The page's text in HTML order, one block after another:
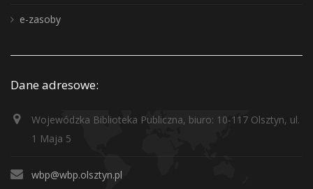
e-zasoby
Dane adresowe:
Wojewódzka Biblioteka Publiczna, biuro: 10-117 Olsztyn, ul.
1 Maja 5
wbp@wbp.olsztyn.pl